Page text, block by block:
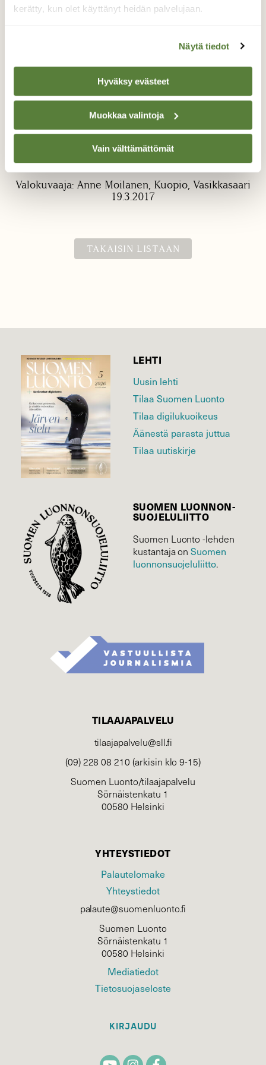
kerätty, kun olet käyttänyt heidän palvelujaan.
Näytä tiedot
Hyväksy evästeet
Muokkaa valintoja
Vain välttämättömät
Aamiainen kahdelle
Viiksitimalipari aamiaistamassa Kuopion
Vasikkasaaressa. Aterioinnin lomassa linnut
kommunikoivat ahkerasti toisilleen.
Valokuvaaja: Anne Moilanen, Kuopio, Vasikkasaari
19.3.2017
TAKAISIN LISTAAN
LEHTI
Uusin lehti
Tilaa Suomen Luonto
Tilaa digilukuoikeus
Äänestä parasta juttua
Tilaa uutiskirje
SUOMEN LUONNON­
SUOJELU­LIITTO
Suomen Luonto -lehden
kustantaja onSuomen
luonnonsuojelu­liitto.
TILAAJAPALVELU
tilaajapalvelu@sll.fi
(09) 228 08 210 (arkisin klo 9-15)
Suomen Luonto/tilaajapalvelu
Sörnäistenkatu 1
00580 Helsinki
YHTEYSTIEDOT
Palautelomake
Yhteystiedot
palaute@suomenluonto.fi
Suomen Luonto
Sörnäistenkatu 1
00580 Helsinki
Mediatiedot
Tietosuojaseloste
KIRJAUDU